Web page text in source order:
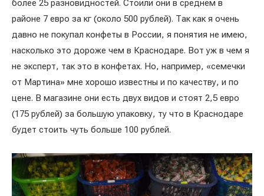
более 25 разновидностей. Стоили они в среднем в
районе 7 евро за кг (около 500 рублей). Так как я очень
давно не покупал конфеты в России, я понятия не имею,
насколько это дороже чем в Краснодаре. Вот уж в чем я
не эксперт, так это в конфетах. Но, например, «семечки
от Мартина» мне хорошо известны и по качеству, и по
цене. В магазине они есть двух видов и стоят 2,5 евро
(175 рублей) за большую упаковку, ту что в Краснодаре
будет стоить чуть больше 100 рублей.